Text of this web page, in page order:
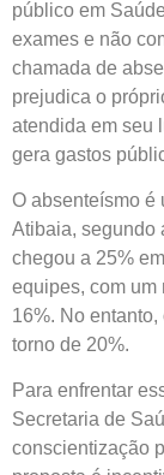
público em
exames e não
chamada de
prejudica o
atendida em seu
gera gastos
O absenteísmo é
Atibaia, segundo
chegou a 25%
equipes, com um
16%. No
torno de 20%.
Para enfrentar
Secretaria de
conscientização